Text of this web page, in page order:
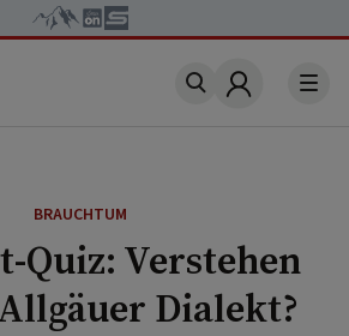
Account
BRAUCHTUM
Quiz: Verstehen
Dialekt?